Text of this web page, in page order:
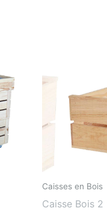
Caisses en Bois
Caisse Bois 2